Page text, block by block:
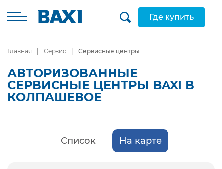
Где купить
Главная Сервис Сервисные центры
АВТОРИЗОВАННЫЕ
СЕРВИСНЫЕ ЦЕНТРЫ BAXI В
КОЛПАШЕВОЕ
Список На карте